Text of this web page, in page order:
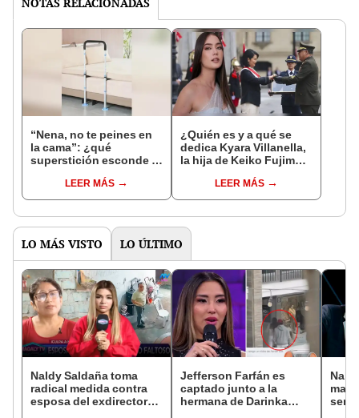
“Nena, no te peines en
la cama”: ¿qué
superstición esconde la
Enanitos Verdes?
LEER MÁS
¿Quién es y a qué se
dedica Kyara Villanella,
la hija de Keiko Fujimori
nivel nacional?
LEER MÁS
LO MÁS VISTO LO ÚLTIMO
Naldy Saldaña toma
radical medida contra
esposa del exdirector
Jefferson Farfán es
captado junto a la
hermana de Darinka